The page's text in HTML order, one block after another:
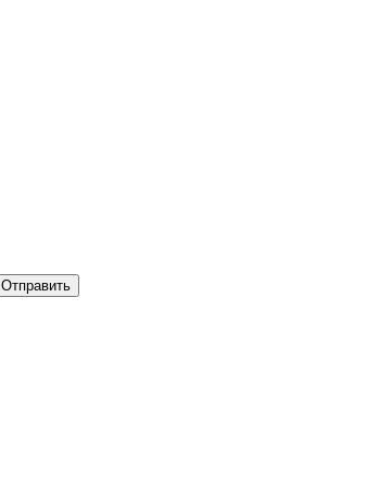
Отправить